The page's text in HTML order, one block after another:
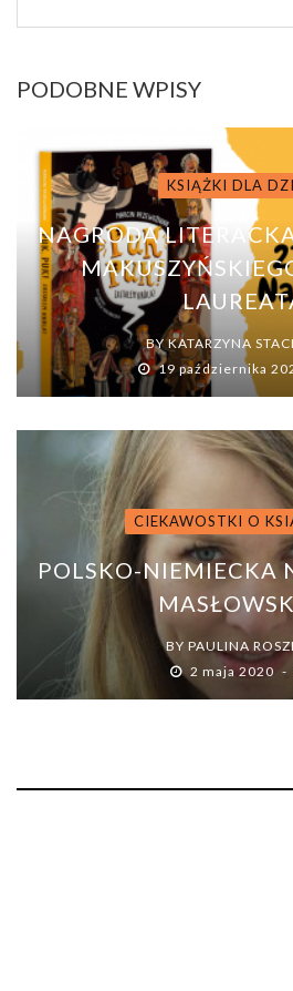
PODOBNE WPISY
KSIĄŻKI DLA
NAGRODA
BYKATARZYNA
19 października
CIEKAWOSTKI O
POLSKO-NIEMIECKA
BY PAULINA
2 maja 2020